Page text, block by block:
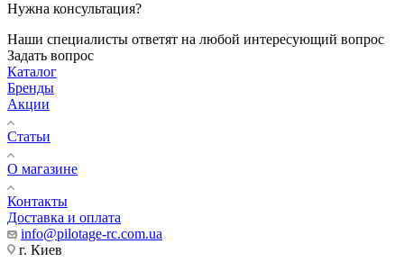
Нужна консультация?
Наши специалисты ответят на любой интересующий вопрос
Задать вопрос
Каталог
Бренды
Акции
Статьи
О магазине
Контакты
Доставка и оплата
info@pilotage-rc.com.ua
г. Киев